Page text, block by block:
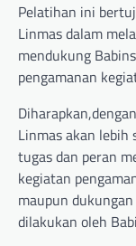
Pelatihan ini
Linmas dalam
mendukung
pengamanan
Linmas akan lebih
tugas dan peran
kegiatan
maupun
dilakukan oleh